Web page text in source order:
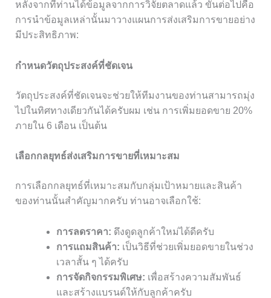
หลังจากที่ท่านได้ข้อมูลจากการวิจัยตลาดแล้ว ขั้นต่อไปคือ
การนำข้อมูลเหล่านั้นมาวางแผนการส่งเสริมการขายอย่าง
มีประสิทธิภาพ:
กำหนดวัตถุประสงค์ที่ชัดเจน
วัตถุประสงค์ที่ชัดเจนจะช่วยให้ทีมงานของท่านสามารถมุ่ง
ไปในทิศทางเดียวกันได้ครับผม เช่น การเพิ่มยอดขาย 20%
ภายใน 6 เดือน เป็นต้น
เลือกกลยุทธ์ส่งเสริมการขายที่เหมาะสม
การเลือกกลยุทธ์ที่เหมาะสมกับกลุ่มเป้าหมายและสินค้า
ของท่านนั้นสำคัญมากครับ ท่านอาจเลือกใช้:
การลดราคา: ดึงดูดลูกค้าใหม่ได้ดีครับ
การแถมสินค้า: เป็นวิธีที่ช่วยเพิ่มยอดขายในช่วง
เวลาสั้น ๆ ได้ครับ
การจัดกิจกรรมพิเศษ: เพื่อสร้างความสัมพันธ์
และสร้างแบรนด์ให้กับลูกค้าครับ